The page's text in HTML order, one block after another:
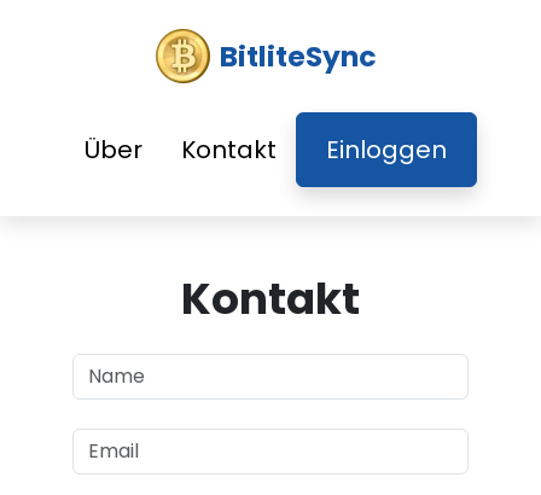
BitliteSync
Über Kontakt Einloggen
Kontakt